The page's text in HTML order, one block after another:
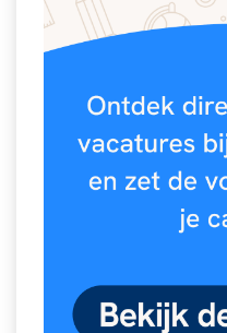
Nieuwsbrief
Schoolvakanties